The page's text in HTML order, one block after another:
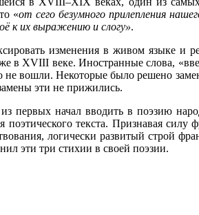
«от сего безумного прилепления
к их выражению и слогу».
изменения в живом языке и
в XVIII веке. Иностранные слова,
не вошли. Некоторые было решено
эти не прижились.
первых начал вводить в поэзию
поэтического текста. Признавая
логически развитый строй
эти три стихии в своей поэзии.